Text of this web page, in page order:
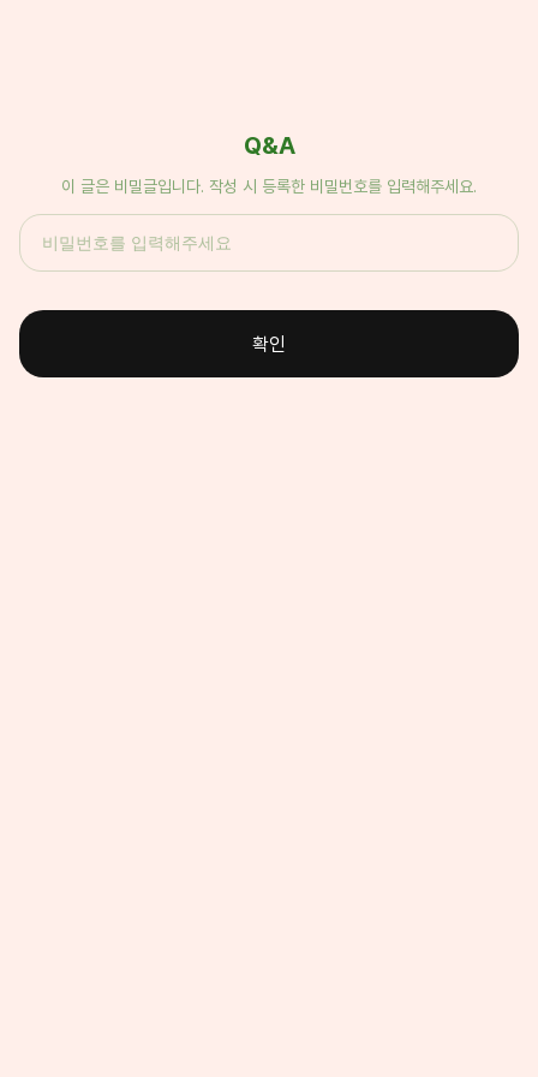
Q&A
이 글은 비밀글입니다. 작성 시 등록한 비밀번호를 입력해주세요.
확인